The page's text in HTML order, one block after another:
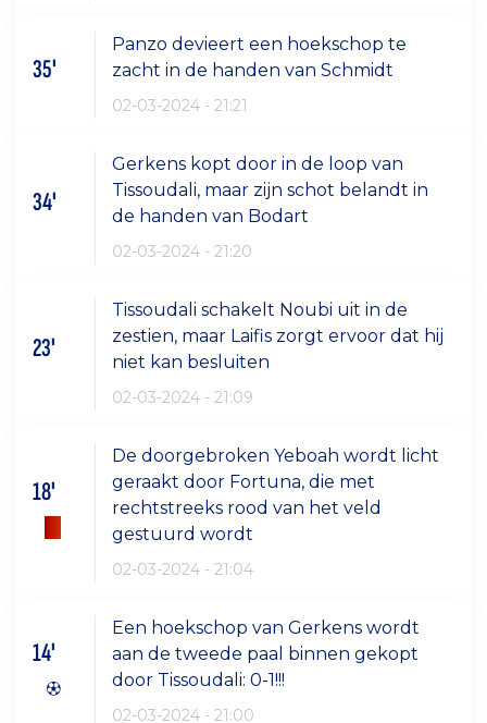
35'
Panzo devieert een hoekschop te
zacht in de handen van Schmidt
02-03-2024 - 21:21
34'
Gerkens kopt door in de loop van
Tissoudali, maar zijn schot belandt in
de handen van Bodart
02-03-2024 - 21:20
23'
Tissoudali schakelt Noubi uit in de
zestien, maar Laifis zorgt ervoor dat hij
niet kan besluiten
02-03-2024 - 21:09
18'
De doorgebroken Yeboah wordt licht
geraakt door Fortuna, die met
rechtstreeks rood van het veld
gestuurd wordt
02-03-2024 - 21:04
14'
Een hoekschop van Gerkens wordt
aan de tweede paal binnen gekopt
door Tissoudali: 0-1!!!
02-03-2024 - 21:00